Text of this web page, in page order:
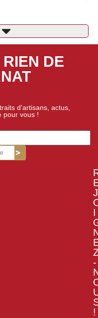
DE
d'artisans, actus,
pour vous !
J
I
-
!